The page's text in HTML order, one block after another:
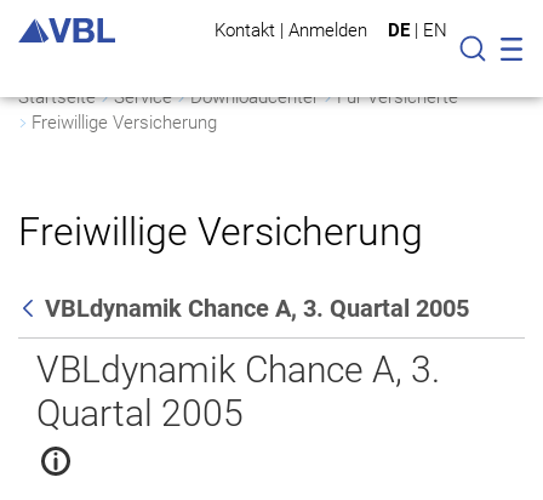
Kontakt | Anmelden DE | EN
Suche
Startseite Service Downloadcenter
Für Versicherte
Freiwillige Versicherung
Freiwillige Versicherung
Zurück
VBLdynamik Chance A, 3. Quartal 2005
VBLdynamik Chance A, 3.
Quartal 2005